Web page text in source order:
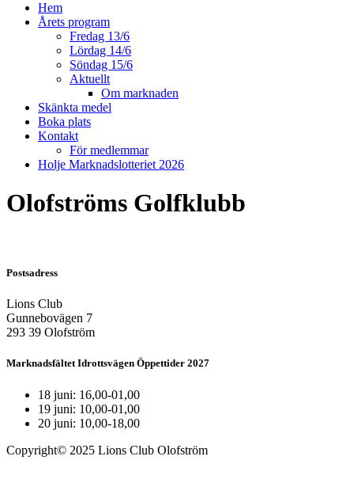
Hem
Årets program
Fredag 13/6
Lördag 14/6
Söndag 15/6
Aktuellt
Om marknaden
Skänkta medel
Boka plats
Kontakt
För medlemmar
Holje Marknadslotteriet 2026
Olofströms Golfklubb
Postsadress
Lions Club
Gunnebovägen 7
293 39 Olofström
Marknadsfältet Idrottsvägen Öppettider 2027
18 juni: 16,00-01,00
19 juni: 10,00-01,00
20 juni: 10,00-18,00
Copyright© 2025 Lions Club Olofström